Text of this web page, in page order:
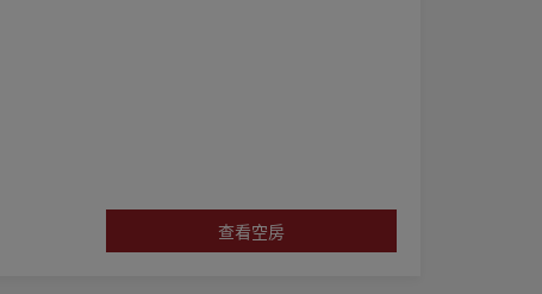
查看空房